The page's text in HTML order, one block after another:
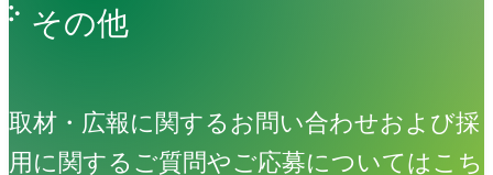
その他
取材・広報に関するお問い合わせおよび採
用に関するご質問やご応募についてはこち